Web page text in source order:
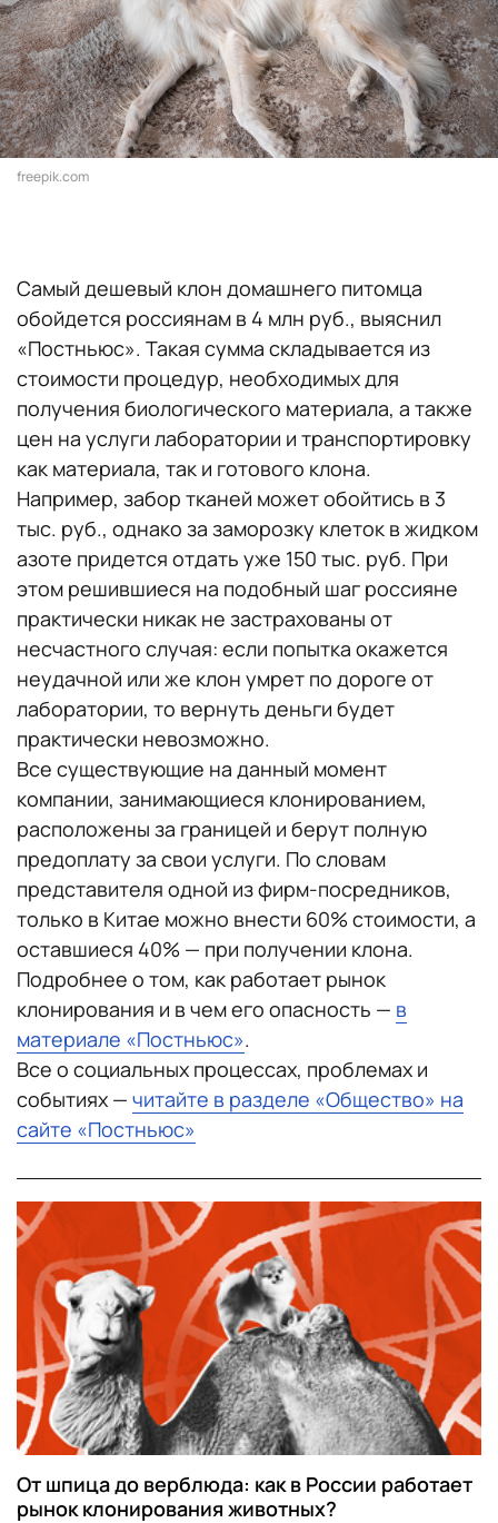
freepik.com
Самый дешевый клон домашнего питомца
обойдется россиянам в 4 млн руб., выяснил
«Постньюс». Такая сумма складывается из
стоимости процедур, необходимых для
получения биологического материала, а также
цен на услуги лаборатории и транспортировку
как материала, так и готового клона.
Например, забор тканей может обойтись в 3
тыс. руб., однако за заморозку клеток в жидком
азоте придется отдать уже 150 тыс. руб. При
этом решившиеся на подобный шаг россияне
практически никак не застрахованы от
несчастного случая: если попытка окажется
неудачной или же клон умрет по дороге от
лаборатории, то вернуть деньги будет
практически невозможно.
Все существующие на данный момент
компании, занимающиеся клонированием,
расположены за границей и берут полную
предоплату за свои услуги. По словам
представителя одной из фирм-посредников,
только в Китае можно внести 60% стоимости, а
оставшиеся 40% — при получении клона.
Подробнее о том, как работает рынок
клонирования и в чем его опасность — в
материале «Постньюс».
Все о социальных процессах, проблемах и
событиях — читайте в разделе «Общество» на
сайте «Постньюс»
От шпица до верблюда: как в России работает
рынок клонирования животных?